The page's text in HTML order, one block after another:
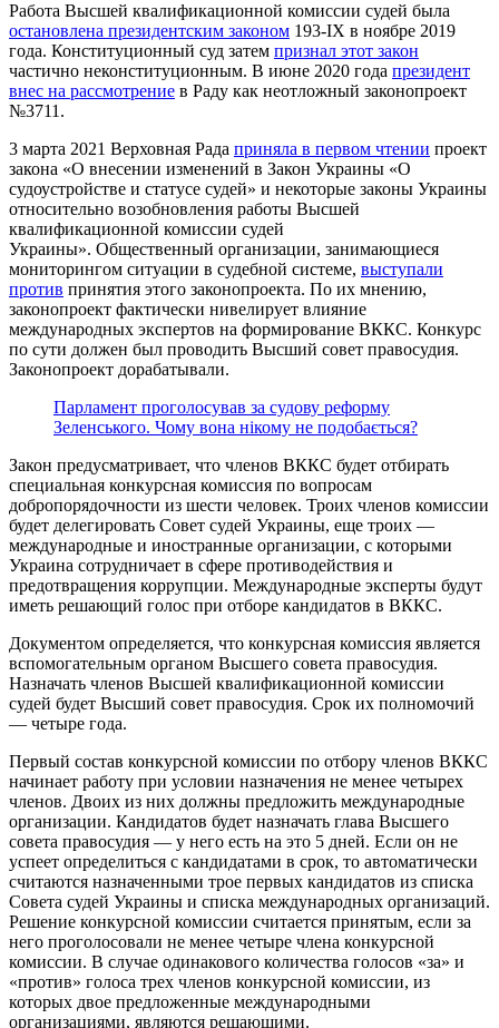
Работа Высшей квалификационной комиссии судей была
остановлена президентским законом 193-IX в ноябре 2019
года. Конституционный суд затем признал этот закон
частично неконституционным. В июне 2020 года президент
внес на рассмотрение в Раду как неотложный законопроект
№3711.
3 марта 2021 Верховная Рада приняла в первом чтении проект
закона «О внесении изменений в Закон Украины «О
судоустройстве и статусе судей» и некоторые законы Украины
относительно возобновления работы Высшей
квалификационной комиссии судей
Украины». Общественный организации, занимающиеся
мониторингом ситуации в судебной системе, выступали
против принятия этого законопроекта. По их мнению,
законопроект фактически нивелирует влияние
международных экспертов на формирование ВККС. Конкурс
по сути должен был проводить Высший совет правосудия.
Законопроект дорабатывали.
Парламент проголосував за судову реформу
Зеленського. Чому вона нікому не подобається?
Закон предусматривает, что членов ВККС будет отбирать
специальная конкурсная комиссия по вопросам
добропорядочности из шести человек. Троих членов комиссии
будет делегировать Совет судей Украины, еще троих —
международные и иностранные организации, с которыми
Украина сотрудничает в сфере противодействия и
предотвращения коррупции. Международные эксперты будут
иметь решающий голос при отборе кандидатов в ВККС.
Документом определяется, что конкурсная комиссия является
вспомогательным органом Высшего совета правосудия.
Назначать членов Высшей квалификационной комиссии
судей будет Высший совет правосудия. Срок их полномочий
— четыре года.
Первый состав конкурсной комиссии по отбору членов ВККС
начинает работу при условии назначения не менее четырех
членов. Двоих из них должны предложить международные
организации. Кандидатов будет назначать глава Высшего
совета правосудия — у него есть на это 5 дней. Если он не
успеет определиться с кандидатами в срок, то автоматически
считаются назначенными трое первых кандидатов из списка
Совета судей Украины и списка международных организаций.
Решение конкурсной комиссии считается принятым, если за
него проголосовали не менее четыре члена конкурсной
комиссии. В случае одинакового количества голосов «за» и
«против» голоса трех членов конкурсной комиссии, из
которых двое предложенные международными
организациями, являются решающими.